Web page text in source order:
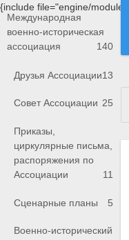
{include file="engine/
Международная
военно-историческая
ассоциация
140
Друзья Ассоциации13
Совет Ассоциации 25
Приказы,
циркулярные письма,
распоряжения по
Ассоциации
11
Сценарные планы 5
Военно-исторический